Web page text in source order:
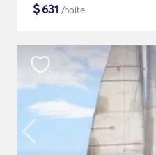
$631 /noite